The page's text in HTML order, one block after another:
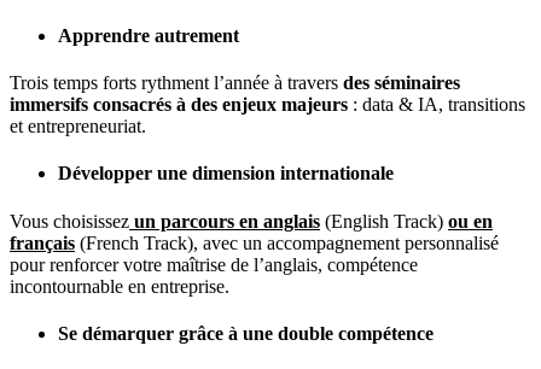
Apprendre autrement
Trois temps forts rythment l’année à travers des séminaires
immersifs consacrés à des enjeux majeurs : data & IA, transitions
et entrepreneuriat.
Développer une dimension internationale
Vous choisissez un parcours en anglais (English Track) ou en
français (French Track), avec un accompagnement personnalisé
pour renforcer votre maîtrise de l’anglais, compétence
incontournable en entreprise.
Se démarquer grâce à une double compétence